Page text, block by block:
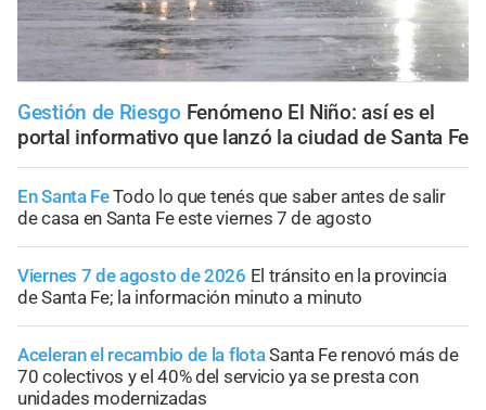
Gestión de Riesgo Fenómeno El Niño: así es el
portal informativo que lanzó la ciudad de Santa Fe
En Santa FeTodo lo que tenés que saber antes de salir
de casa en Santa Fe este viernes 7 de agosto
Viernes 7 de agosto de 2026 El tránsito en la provincia
de Santa Fe; la información minuto a minuto
Aceleran el recambio de la flotaSanta Fe renovó más de
70 colectivos y el 40% del servicio ya se presta con
unidades modernizadas